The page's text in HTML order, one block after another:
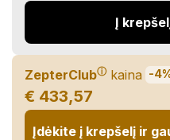
Į
ZepterClubⓘ kaina -
€ 433,57
Įdėkite į krepšelį ir